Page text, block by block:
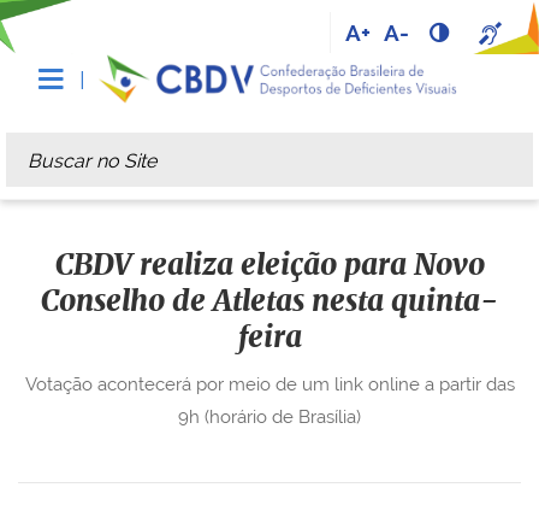
A+ A-
Busca
Busca Avançada…
CBDV realiza eleição para Novo
Conselho de Atletas nesta quinta-
feira
Votação acontecerá por meio de um link online a partir das
9h (horário de Brasília)